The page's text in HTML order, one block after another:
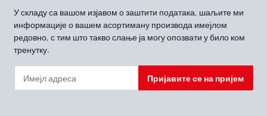
У складу са вашом изјавом о заштити података, шаљите ми
информације о вашем асортиману производа имејлом
редовно, с тим што такво слање ја могу опозвати у било ком
тренутку.
Пријавите се на пријем